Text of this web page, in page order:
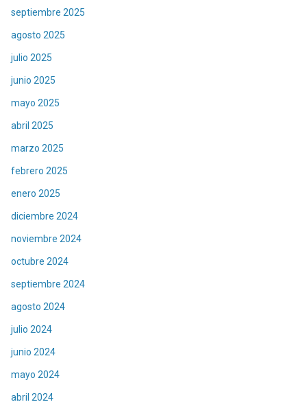
septiembre 2025
agosto 2025
julio 2025
junio 2025
mayo 2025
abril 2025
marzo 2025
febrero 2025
enero 2025
diciembre 2024
noviembre 2024
octubre 2024
septiembre 2024
agosto 2024
julio 2024
junio 2024
mayo 2024
abril 2024